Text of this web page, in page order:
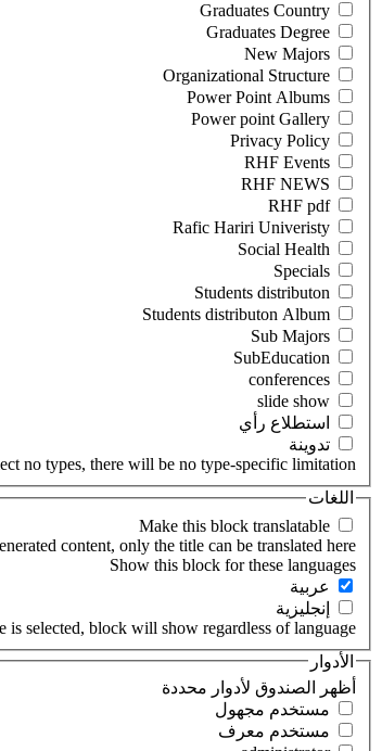
‏استطلاع رأي ‏
‏تدوينة ‏
no types, there will be no type-specific limitation.
اللغات
content, only the title can be translated here.
‏عربية ‏
‏إنجليزية ‏
is selected, block will show regardless of language.
الأدوار
‏أظهر الصندوق لأدوار محددة ‏
‏مستخدم مجهول ‏
‏مستخدم معرف ‏